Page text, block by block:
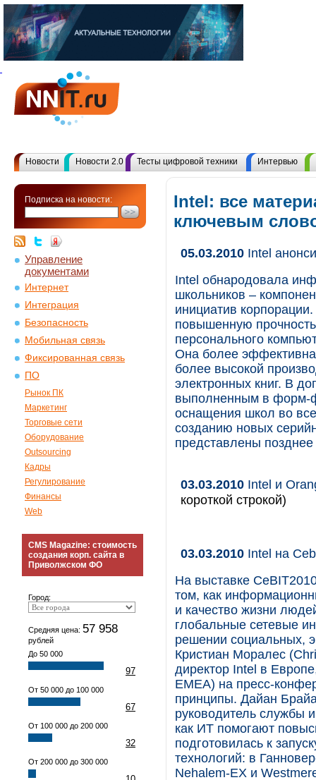
Новости Новости 2.0 Тесты цифровой техники Интервью
Подписка на новости:
Управление
документами
Интернет
Интеграция
Безопасность
Мобильная связь
Фиксированная связь
ПО
Рынок ПК
Маркетинг
Торговые сети
Оборудование
Outsourcing
Кадры
Регулирование
Финансы
Web
CMS Magazine: стоимость
создания корп. сайта в
Приволжском ФО
Город:
Средняя цена: 57 958
рублей
До 50 000
97
От 50 000 до 100 000
67
От 100 000 до 200 000
32
От 200 000 до 300 000
Intel: все
ключевым
05.03.2010 Intel
Intel обнародовала
школьников –
инициатив
повышенную
персонального
Она более эффективна
более высокой
электронных книг. В
выполненным в форм-
оснащения школ во
созданию новых
представлены позднее
03.03.2010 Intel и
короткой строкой)
03.03.2010 Intel на
На выставке
том, как
и качество жизни
глобальные сетевые
решении социальных,
Кристиан Моралес
директор Intel в
EMEA) на пресс-
принципы. Дайан
руководитель службы
как ИТ помогают
подготовилась к
технологий: в
Nehalem-EX и